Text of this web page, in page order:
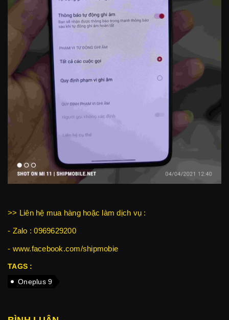
>> Liên hệ mua hàng hoặc làm dịch vụ :
- Zalo : 0969629200
- www.facebook.com/shipmobie
TAGS :
Oneplus 9